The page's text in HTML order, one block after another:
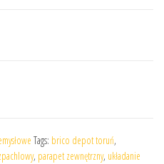
Tags: brico depot toruń,
, parapet zewnętrzny, układanie